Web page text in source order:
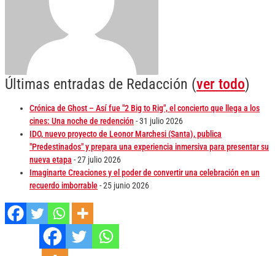
Últimas entradas de Redacción (ver todo)
Crónica de Ghost – Así fue "2 Big to Rig", el concierto que llega a los
cines: Una noche de redención - 31 julio 2026
IDO, nuevo proyecto de Leonor Marchesi (Santa), publica
"Predestinados" y prepara una experiencia inmersiva para presentar su
nueva etapa - 27 julio 2026
Imaginarte Creaciones y el poder de convertir una celebración en un
recuerdo imborrable- 25 junio 2026